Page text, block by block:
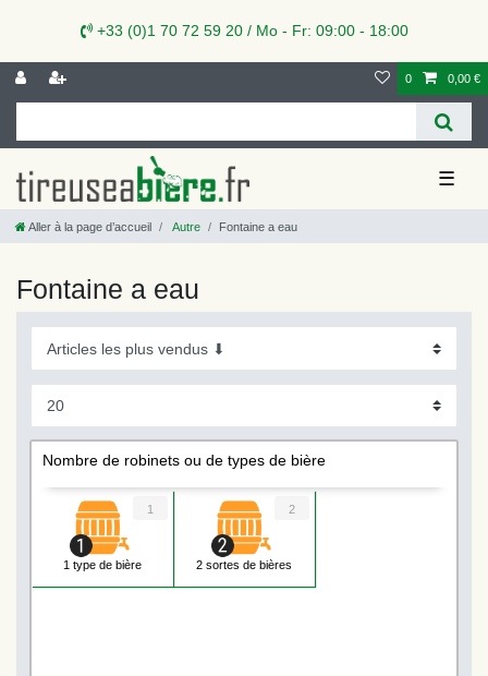
+33 (0)1 70 72 59 20 / Mo - Fr: 09:00 - 18:00
0 0,00 €
☰
Aller à la page d’accueil Autre Fontaine a eau
Fontaine a eau
Nombre de robinets ou de types de bière
1 type de bière
1
2 sortes de bières
2